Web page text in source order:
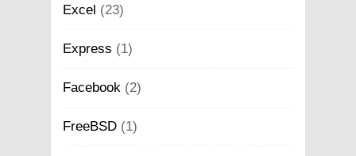
Excel (23)
Express (1)
Facebook (2)
FreeBSD (1)